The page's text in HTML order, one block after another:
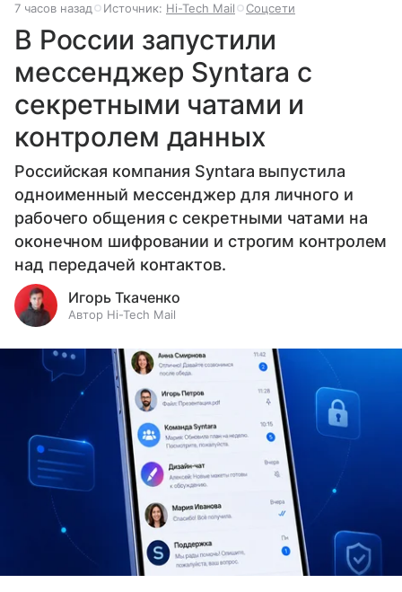
7 часов назад Источник: Hi-Tech Mail Соцсети
В России запустили
мессенджер Syntara с
секретными чатами и
контролем данных
Российская компания Syntara выпустила
одноименный мессенджер для личного и
рабочего общения с секретными чатами на
оконечном шифровании и строгим контролем
над передачей контактов.
Игорь Ткаченко
Автор Hi-Tech Mail